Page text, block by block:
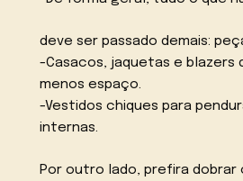
deve ser passado demais:
-Casacos, jaquetas e blazers
menos espaço.
-Vestidos chiques para
internas.
Por outro lado, prefira dobrar